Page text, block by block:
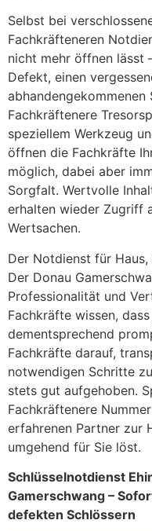
Selbst bei
Fachkräfteneren
nicht mehr öffnen lässt
Defekt, einen
abhandengekommenen
Fachkräftenere
speziellem Werkzeug
öffnen die Fachkräfte
möglich, dabei aber
Sorgfalt. Wertvolle
erhalten wieder Zugriff
Wertsachen.
Der Notdienst für
Der Donau
Professionalität und
Fachkräfte wissen,
dementsprechend
Fachkräfte darauf,
notwendigen Schritte
stets gut aufgehoben.
Fachkräftenere
erfahrenen Partner zur
umgehend für Sie löst.
Schlüsselnotdienst
Gamerschwang –
defekten Schlössern